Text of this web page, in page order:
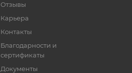
Отзывы
Карьера
Контакты
Благодарности и
сертификаты
Документы